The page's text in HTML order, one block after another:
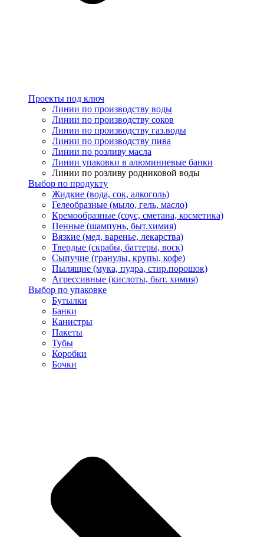
Проекты под ключ
Линии по производству воды
Линии по производству соков
Линии по производству газ.воды
Линии по производству пива
Линии по розливу масла
Линии упаковки в алюминиевые банки
Линии по розливу родниковой воды
Выбор по продукту
Жидкие (вода, сок, алкоголь)
Гелеобразные (мыло, гель, масло)
Кремообразные (соус, сметана, косметика)
Пенные (шампунь, быт.химия)
Вязкие (мед, варенье, лекарства)
Твердые (скрабы, баттеры, воск)
Сыпучие (гранулы, крупы, кофе)
Пылящие (мука, пудра, стир.порошок)
Агрессивные (кислоты, быт. химия)
Выбор по упаковке
Бутылки
Банки
Канистры
Пакеты
Тубы
Коробки
Бочки